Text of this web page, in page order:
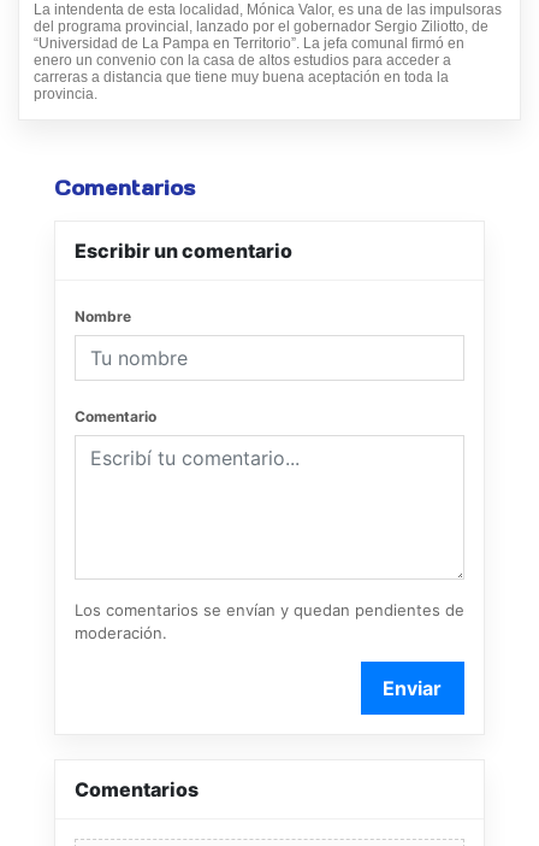
La intendenta de esta localidad, Mónica Valor, es una de las impulsoras
del programa provincial, lanzado por el gobernador Sergio Ziliotto, de
“Universidad de La Pampa en Territorio”. La jefa comunal firmó en
enero un convenio con la casa de altos estudios para acceder a
carreras a distancia que tiene muy buena aceptación en toda la
provincia.
Comentarios
Escribir un comentario
Nombre
Comentario
Los comentarios se envían y quedan pendientes de
moderación.
Enviar
Comentarios